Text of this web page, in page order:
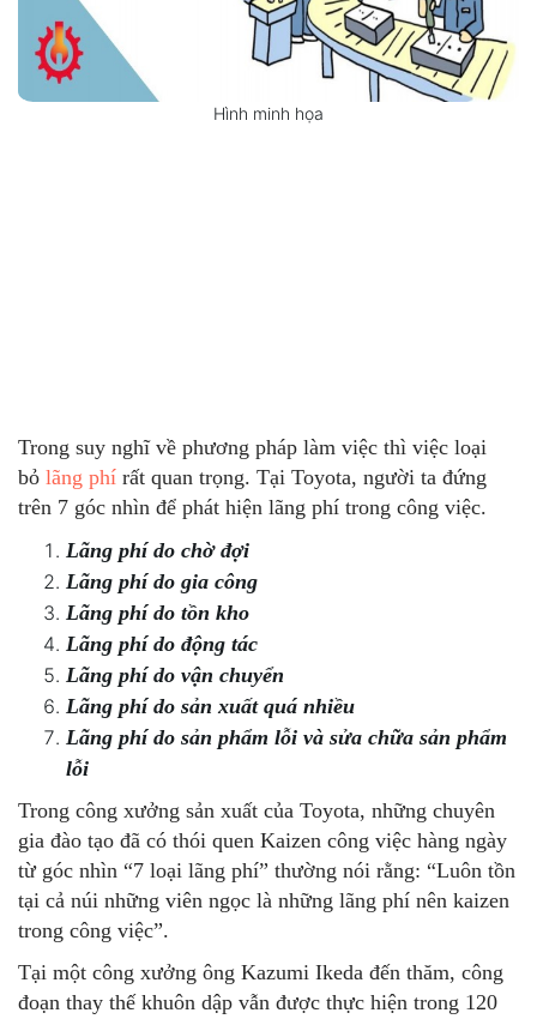
Hình minh họa
Trong suy nghĩ về phương pháp làm việc thì việc loại
bỏ lãng phí rất quan trọng. Tại Toyota, người ta đứng
trên 7 góc nhìn để phát hiện lãng phí trong công việc.
Lãng phí do chờ đợi
Lãng phí do gia công
Lãng phí do tồn kho
Lãng phí do động tác
Lãng phí do vận chuyển
Lãng phí do sản xuất quá nhiều
Lãng phí do sản phẩm lỗi và sửa chữa sản phẩm
lỗi
Trong công xưởng sản xuất của Toyota, những chuyên
gia đào tạo đã có thói quen Kaizen công việc hàng ngày
từ góc nhìn “7 loại lãng phí” thường nói rằng: “Luôn tồn
tại cả núi những viên ngọc là những lãng phí nên kaizen
trong công việc”.
Tại một công xưởng ông Kazumi Ikeda đến thăm, công
đoạn thay thế khuôn dập vẫn được thực hiện trong 120